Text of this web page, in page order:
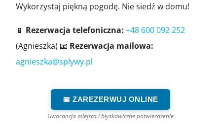
Wykorzystaj piękną pogodę. Nie siedź w domu!
📱 Rezerwacja telefoniczna: +48 600 092 252
(Agnieszka) 📧 Rezerwacja mailowa:
agnieszka@splywy.pl
📅 ZAREZERWUJ ONLINE
Gwarancja miejsca i błyskawiczne potwierdzenie